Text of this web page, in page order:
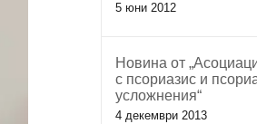
5 юни 2012
Новина от
с псориазис и
усложнения“
4 декември 2013